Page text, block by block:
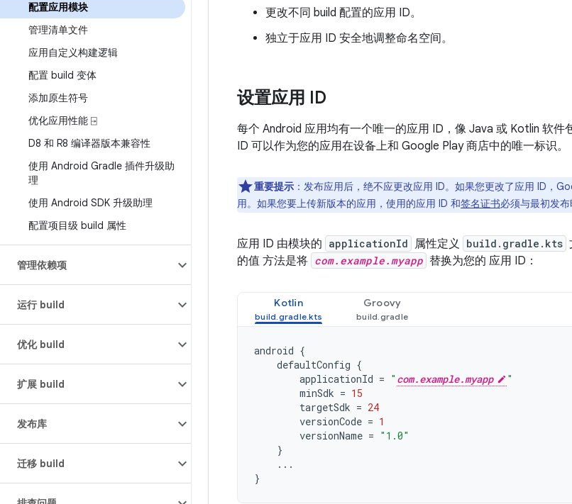
配置应用模块
管理清单文件
应用自定义构建逻辑
配置 build 变体
添加原生符号
优化应用性能 ⍈
D8 和 R8 编译器版本兼容性
使用 Android Gradle 插件升级助
理
使用 Android SDK 升级助理
配置项目级 build 属性
管理依赖项
运行 build
优化 build
扩展 build
发布库
迁移 build
更改不同 build 配置的应用 ID。
独立于应用 ID 安全地调整命名空间。
设置应用 ID
每个 Android 应用均有一个唯一的应用 ID，像 Java 或 Kotlin 软件
ID 可以作为您的应用在设备上和 Google Play 商店中的唯一标识。
重要提示 ：发布应用后，绝不应更改应用 ID。如果您更改了应用 ID，
用。如果您要上传新版本的应用，使用的应用 ID 和签名证书必须与最初发布
应用 ID 由模块的 applicationId 属性定义 build.gradle.kts
的值 方法是将 com.example.myapp 替换为您的 应用 ID：
Kotlin Groovy
android {
defaultConfig {
applicationId = " com.example.myapp
"
minSdk = 15
targetSdk = 24
versionCode = 1
versionName = "1.0"
}
...
}